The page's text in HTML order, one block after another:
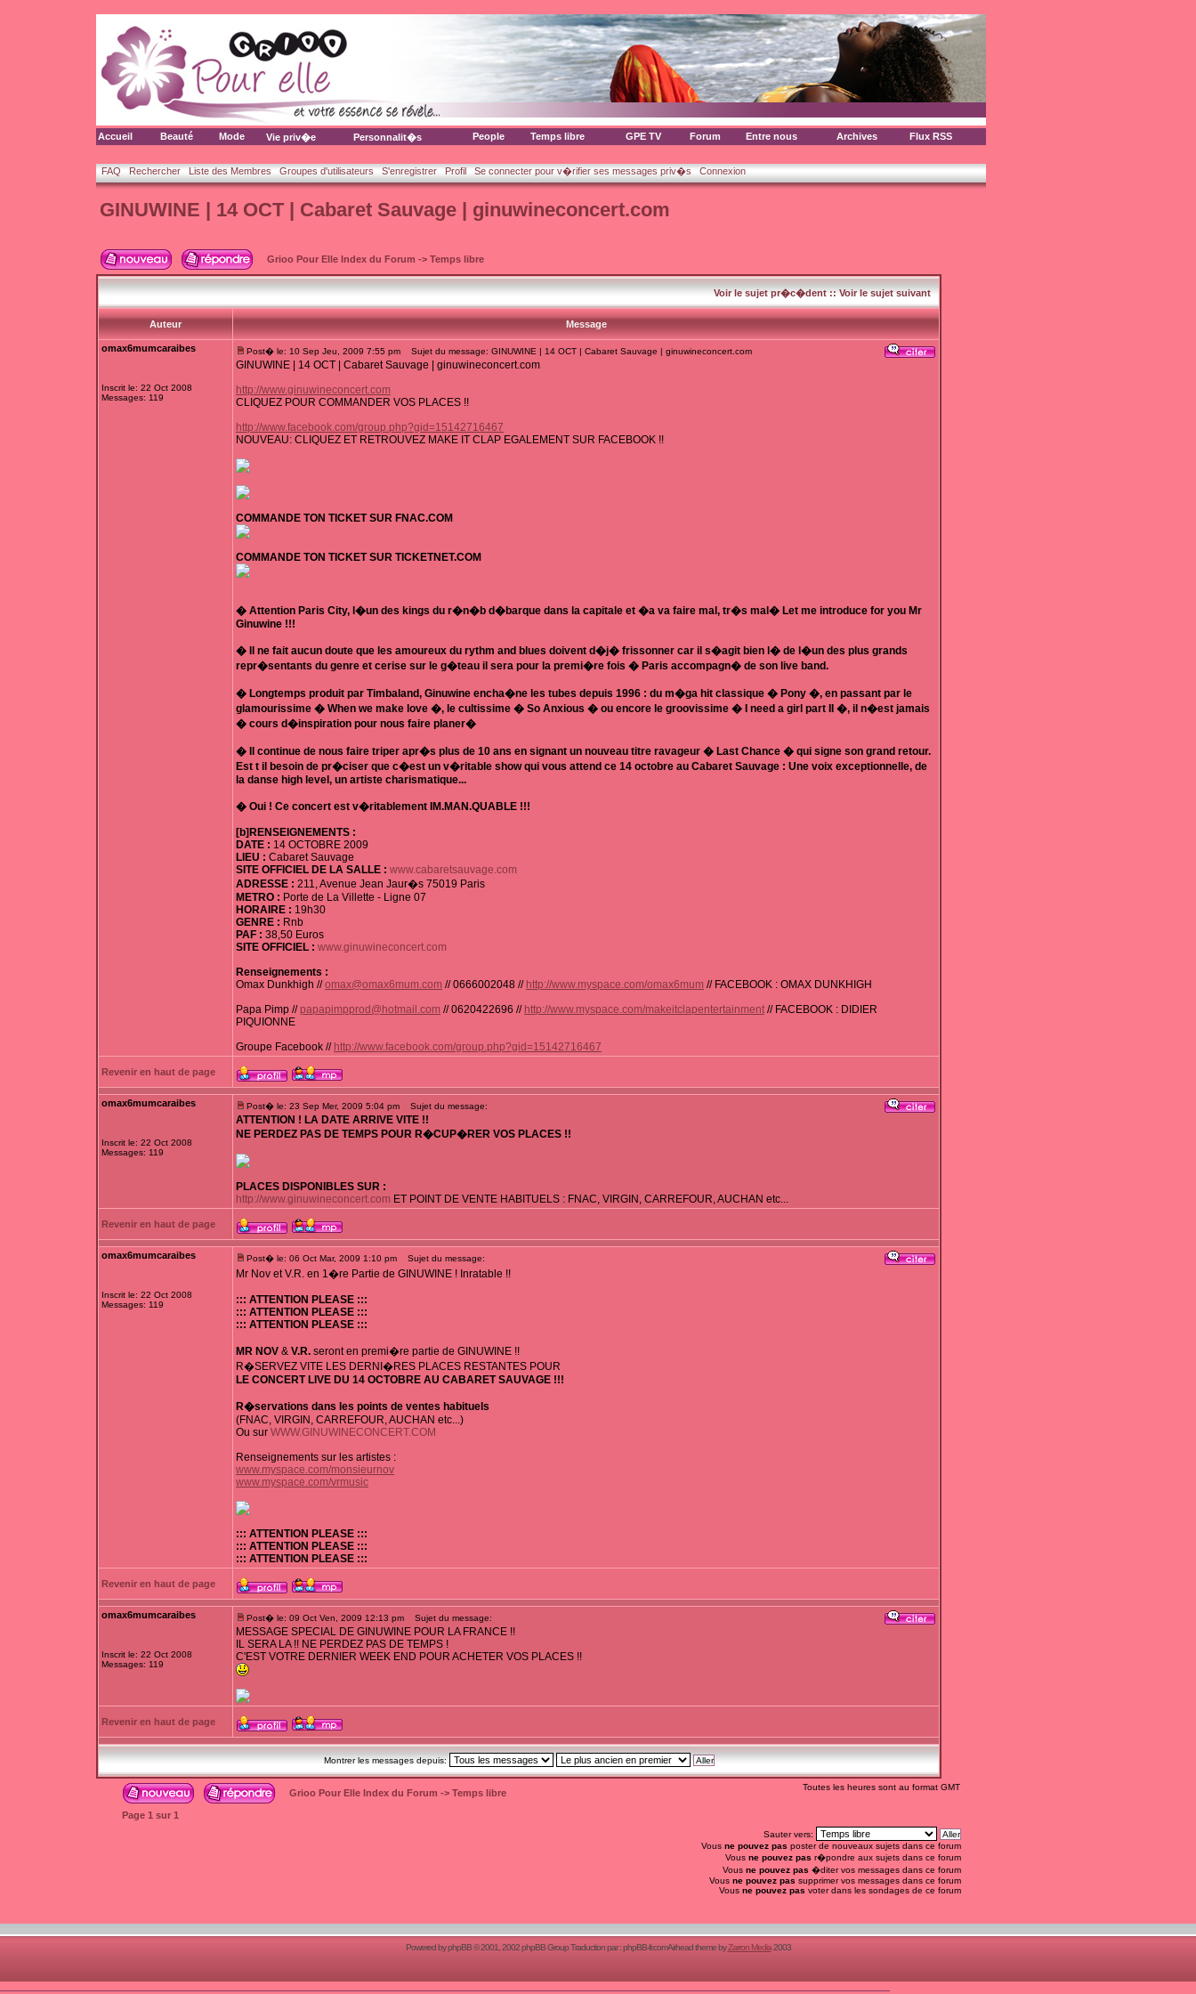
Accueil Beauté Mode Vie priv�e Personnalit�s People Temps libre GPE TV Forum Entre nous Archives Flux RSS
FAQ Rechercher Liste des Membres Groupes d'utilisateurs S'enregistrer Profil Se connecter pour v�rifier ses messages priv�s Connexion
GINUWINE | 14 OCT | Cabaret Sauvage | ginuwineconcert.com
Grioo Pour Elle Index du Forum -> Temps libre
Voir le sujet pr�c�dent::Voir le sujet suivant
Auteur Message
omax6mumcaraibes
Inscrit le: 22 Oct 2008
Messages: 119
Post� le: 10 Sep Jeu, 2009 7:55 pm Sujet du message: GINUWINE | 14 OCT | Cabaret Sauvage | ginuwineconcert.com
GINUWINE | 14 OCT | Cabaret Sauvage | ginuwineconcert.com
http://www.ginuwineconcert.com
CLIQUEZ POUR COMMANDER VOS PLACES !!
http://www.facebook.com/group.php?gid=15142716467
NOUVEAU: CLIQUEZ ET RETROUVEZ MAKE IT CLAP EGALEMENT SUR FACEBOOK !!
COMMANDE TON TICKET SUR FNAC.COM
COMMANDE TON TICKET SUR TICKETNET.COM
� Attention Paris City, l�un des kings du r�n�b d�barque dans la capitale et �a va faire mal, tr�s mal� Let me introduce for you Mr
Ginuwine !!!
� Il ne fait aucun doute que les amoureux du rythm and blues doivent d�j� frissonner car il s�agit bien l� de l�un des plus grands
repr�sentants du genre et cerise sur le g�teau il sera pour la premi�re fois � Paris accompagn� de son live band.
� Longtemps produit par Timbaland, Ginuwine encha�ne les tubes depuis 1996 : du m�ga hit classique � Pony �, en passant par le
glamourissime � When we make love �, le cultissime � So Anxious � ou encore le groovissime � I need a girl part II �, il n�est jamais
� cours d�inspiration pour nous faire planer�
� Il continue de nous faire triper apr�s plus de 10 ans en signant un nouveau titre ravageur � Last Chance � qui signe son grand retour.
Est t il besoin de pr�ciser que c�est un v�ritable show qui vous attend ce 14 octobre au Cabaret Sauvage : Une voix exceptionnelle, de
la danse high level, un artiste charismatique...
� Oui ! Ce concert est v�ritablement IM.MAN.QUABLE !!!
[b]RENSEIGNEMENTS :
DATE : 14 OCTOBRE 2009
LIEU : Cabaret Sauvage
SITE OFFICIEL DE LA SALLE : www.cabaretsauvage.com
ADRESSE : 211, Avenue Jean Jaur�s 75019 Paris
METRO : Porte de La Villette - Ligne 07
HORAIRE : 19h30
GENRE : Rnb
PAF : 38,50 Euros
SITE OFFICIEL : www.ginuwineconcert.com
Renseignements :
Omax Dunkhigh //omax@omax6mum.com // 0666002048 // http://www.myspace.com/omax6mum // FACEBOOK : OMAX DUNKHIGH
Papa Pimp // papapimpprod@hotmail.com // 0620422696 // http://www.myspace.com/makeitclapentertainment // FACEBOOK : DIDIER
PIQUIONNE
Groupe Facebook // http://www.facebook.com/group.php?gid=15142716467
Revenir en haut de page
omax6mumcaraibes
Inscrit le: 22 Oct 2008
Messages: 119
Post� le: 23 Sep Mer, 2009 5:04 pm Sujet du message:
ATTENTION ! LA DATE ARRIVE VITE !!
NE PERDEZ PAS DE TEMPS POUR R�CUP�RER VOS PLACES !!
PLACES DISPONIBLES SUR :
http://www.ginuwineconcert.com ET POINT DE VENTE HABITUELS : FNAC, VIRGIN, CARREFOUR, AUCHAN etc...
Revenir en haut de page
omax6mumcaraibes
Inscrit le: 22 Oct 2008
Messages: 119
Post� le: 06 Oct Mar, 2009 1:10 pm Sujet du message:
Mr Nov et V.R. en 1�re Partie de GINUWINE ! Inratable !!
::: ATTENTION PLEASE :::
::: ATTENTION PLEASE :::
::: ATTENTION PLEASE :::
MR NOV & V.R. seront en premi�re partie de GINUWINE !!
R�SERVEZ VITE LES DERNI�RES PLACES RESTANTES POUR
LE CONCERT LIVE DU 14 OCTOBRE AU CABARET SAUVAGE !!!
R�servations dans les points de ventes habituels
(FNAC, VIRGIN, CARREFOUR, AUCHAN etc...)
Ou sur WWW.GINUWINECONCERT.COM
Renseignements sur les artistes :
www.myspace.com/monsieurnov
www.myspace.com/vrmusic
::: ATTENTION PLEASE :::
::: ATTENTION PLEASE :::
::: ATTENTION PLEASE :::
Revenir en haut de page
omax6mumcaraibes
Inscrit le: 22 Oct 2008
Messages: 119
Post� le: 09 Oct Ven, 2009 12:13 pm Sujet du message:
MESSAGE SPECIAL DE GINUWINE POUR LA FRANCE !!
IL SERA LA !! NE PERDEZ PAS DE TEMPS !
C'EST VOTRE DERNIER WEEK END POUR ACHETER VOS PLACES !!
Revenir en haut de page
Montrer les messages depuis:
Grioo Pour Elle Index du Forum -> Temps libre
Toutes les heures sont au format GMT
Page 1 sur 1
Sauter vers:
Vous ne pouvez pas poster de nouveaux sujets dans ce forum
Vous ne pouvez pas r�pondre aux sujets dans ce forum
Vous ne pouvez pas �diter vos messages dans ce forum
Vous ne pouvez pas supprimer vos messages dans ce forum
Vous ne pouvez pas voter dans les sondages de ce forum
Powered byphpBB© 2001, 2002 phpBB Group Traduction par :phpBB-fr.comAirhead theme byZarron Media2003